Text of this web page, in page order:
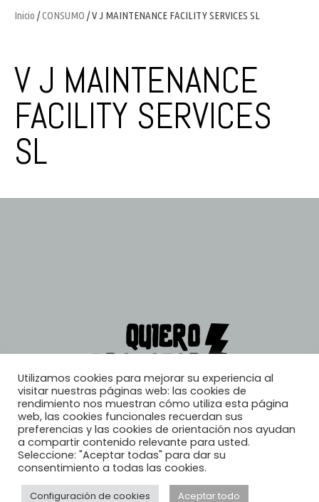
Inicio /CONSUMO / V J MAINTENANCE FACILITY SERVICES SL
V J MAINTENANCE
FACILITY SERVICES
SL
© 2026, Quiero Trabajar
Utilizamos cookies para mejorar su experiencia al
visitar nuestras páginas web: las cookies de
rendimiento nos muestran cómo utiliza esta página
web, las cookies funcionales recuerdan sus
preferencias y las cookies de orientación nos ayudan
a compartir contenido relevante para usted.
Seleccione: "Aceptar todas" para dar su
consentimiento a todas las cookies.
Configuración de cookies Aceptar todo